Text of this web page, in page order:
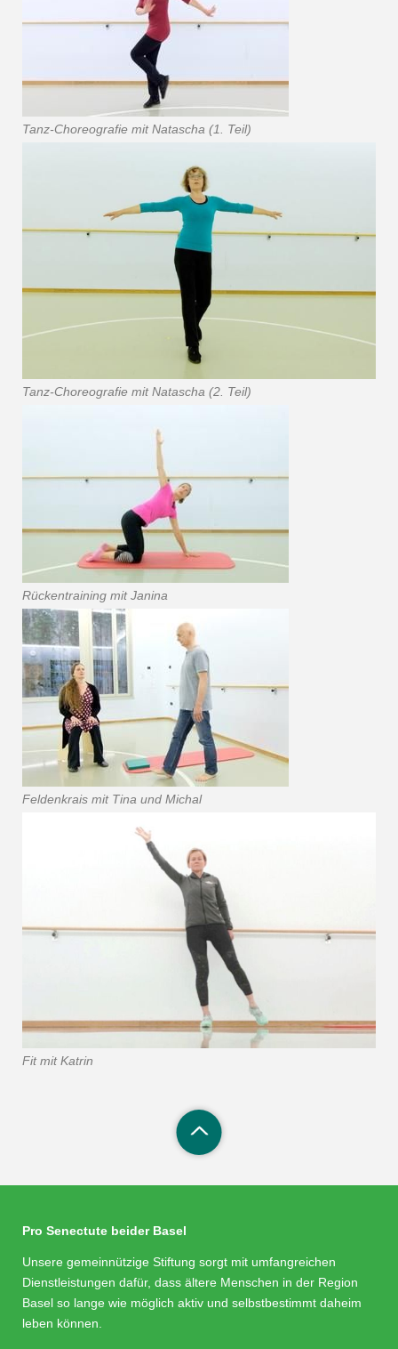
Tanz-Choreografie mit Natascha (1. Teil)
Tanz-Choreografie mit Natascha (2. Teil)
Rückentraining mit Janina
Feldenkrais mit Tina und Michal
Fit mit Katrin
Pro Senectute beider Basel
Unsere gemeinnützige Stiftung sorgt mit umfangreichen
Dienstleistungen dafür, dass ältere Menschen in der Region
Basel so lange wie möglich aktiv und selbstbestimmt daheim
leben können.